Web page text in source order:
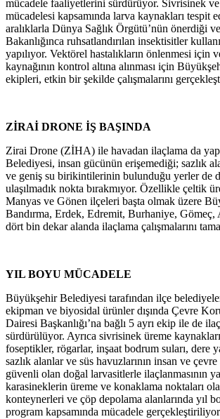
mücadele faaliyetlerini sürdürüyor. Sivrisinek
mücadelesi kapsamında larva kaynakları tespit
aralıklarla Dünya Sağlık Örgütü’nün önerdiği
Bakanlığınca ruhsatlandırılan insektisitler
yapılıyor. Vektörel hastalıkların önlenmesi için
kaynağının kontrol altına alınması için
ekipleri, etkin bir şekilde çalışmalarını
ZİRAİ DRONE İŞ BAŞINDA
Zirai Drone (ZİHA) ile havadan ilaçlama da
Belediyesi, insan gücünün erişemediği; sazlık
ve geniş su birikintilerinin bulunduğu yerler de
ulaşılmadık nokta bırakmıyor. Özellikle çeltik
Manyas ve Gönen ilçeleri başta olmak üzere
Bandırma, Erdek, Edremit, Burhaniye, Gömeç,
dört bin dekar alanda ilaçlama çalışmalarını
YIL BOYU MÜCADELE
Büyükşehir Belediyesi tarafından ilçe
ekipman ve biyosidal ürünler dışında Çevre
Dairesi Başkanlığı’na bağlı 5 ayrı ekip ile de
sürdürülüyor. Ayrıca sivrisinek üreme
foseptikler, rögarlar, inşaat bodrum suları, dere
sazlık alanlar ve süs havuzlarının insan ve çevre
güvenli olan doğal larvasitlerle ilaçlanmasının
karasineklerin üreme ve konaklama noktaları
konteynerleri ve çöp depolama alanlarında yıl
program kapsamında mücadele